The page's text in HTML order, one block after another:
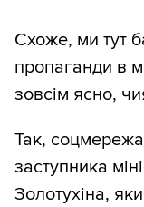
Схоже, ми тут
пропаганди в
зовсім ясно,
Так,
заступника
Золотухіна,